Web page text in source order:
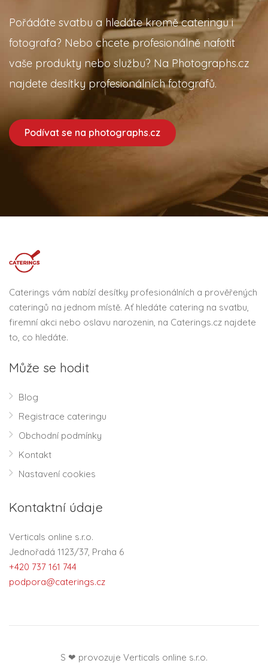
Pořádáte svatbu a hledáte kromě cateringu i
fotografa? Nebo chcete profesionálně nafotit
vaše produkty nebo službu? Na Photographs.cz
najdete desítky profesionálních fotografů.
Podívat se na photographs.cz
Caterings vám nabízí desítky profesionálních a prověřených
cateringů na jednom místě. Ať hledáte catering na svatbu,
firemní akci nebo oslavu narozenin, na Caterings.cz najdete
to, co hledáte.
Může se hodit
Blog
Registrace cateringu
Obchodní podmínky
Kontakt
Nastavení cookies
Kontaktní údaje
Verticals online s.r.o.
Jednořadá 1123/37, Praha 6
+420 737 161 744
podpora@caterings.cz
S ❤ provozuje Verticals online s.r.o.